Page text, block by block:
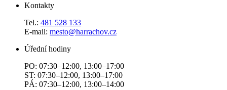
Kontakty
Tel.: 481 528 133
E-mail: mesto@harrachov.cz
Úřední hodiny
PO: 07:30–12:00, 13:00–17:00
ST: 07:30–12:00, 13:00–17:00
PÁ: 07:30–12:00, 13:00–14:00